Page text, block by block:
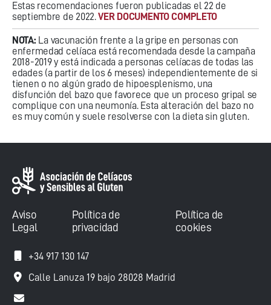
Estas recomendaciones fueron publicadas el 22 de
septiembre de 2022.VER DOCUMENTO COMPLETO
NOTA: La vacunación frente a la gripe en personas con
enfermedad celíacaestá recomendada desde la campaña
2018-2019 y está indicada a personas celíacas de todas las
edades (a partir de los 6 meses) independientemente de si
tienen o no algún grado de hipoesplenismo, una
disfunción del bazo que favorece que un proceso gripal se
complique con una neumonía. Esta alteración del bazo no
es muy común y suele resolverse con la dieta sin gluten.
Aviso
Legal
Política de
privacidad
Política de
cookies
+34 917 130 147
Calle Lanuza 19 bajo 28028 Madrid